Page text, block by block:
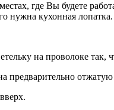
где Вы будете
нужна кухонная
на проволоке
отжатую